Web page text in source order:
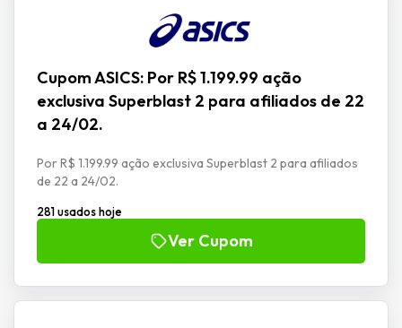
Cupom ASICS: Por R$ 1.199.99 ação
exclusiva Superblast 2 para afiliados de 22
a 24/02.
Por R$ 1.199.99 ação exclusiva Superblast 2 para afiliados
de 22 a 24/02.
281 usados hoje
Ver Cupom